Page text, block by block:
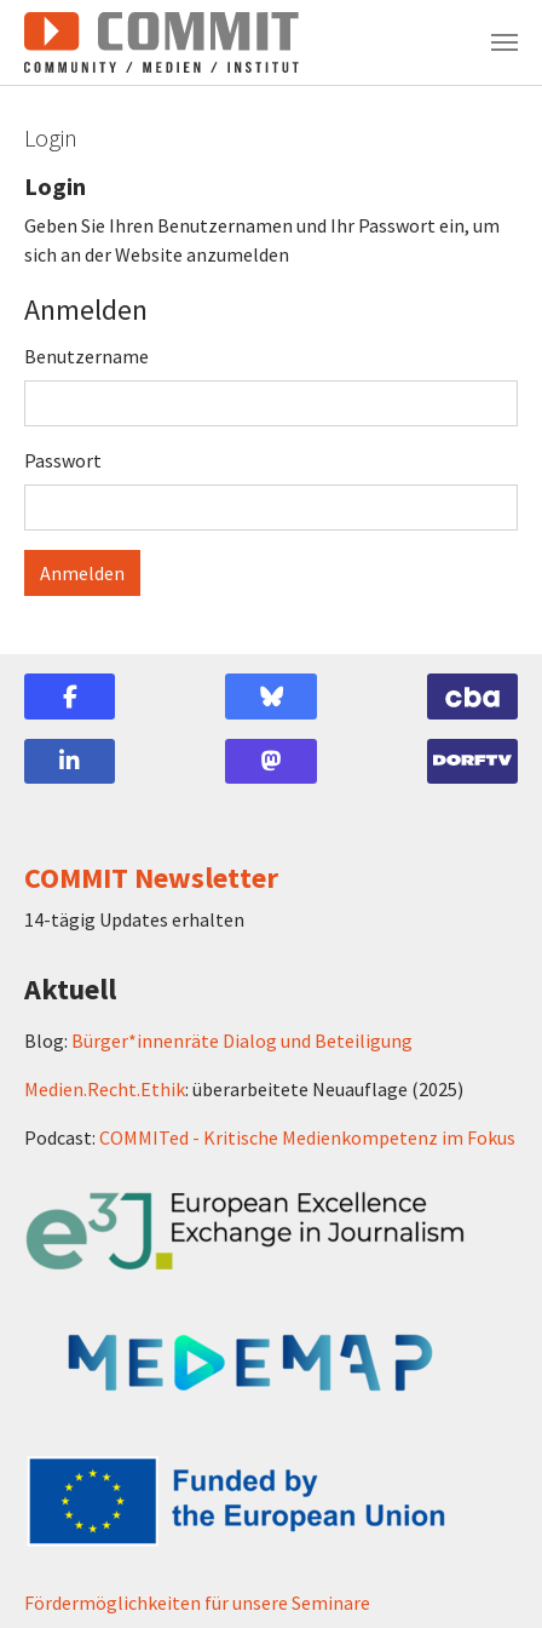
Zum Hauptinhalt springen
Login
Login
Geben Sie Ihren Benutzernamen und Ihr Passwort ein, um
sich an der Website anzumelden
Anmelden
Benutzername
Passwort
COMMIT Newsletter
14-tägig Updates erhalten
Aktuell
Blog: Bürger*innenräte Dialog und Beteiligung
Medien.Recht.Ethik: überarbeitete Neuauflage (2025)
Podcast: COMMITed - Kritische Medienkompetenz im Fokus
Fördermöglichkeiten für unsere Seminare